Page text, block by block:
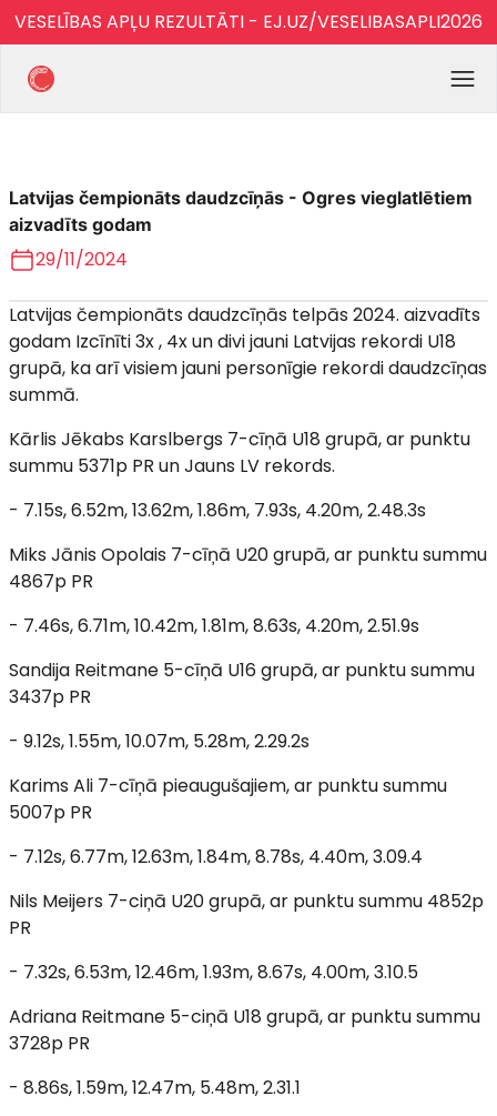
VESELĪBAS APĻU REZULTĀTI - EJ.UZ/VESELIBASAPLI2026
Latvijas čempionāts daudzcīņās - Ogres vieglatlētiem
aizvadīts godam
29/11/2024
Latvijas čempionāts daudzcīņās telpās 2024. aizvadīts
godam Izcīnīti 3x , 4x un divi jauni Latvijas rekordi U18
grupā, ka arī visiem jauni personīgie rekordi daudzcīņas
summā.
Kārlis Jēkabs Karslbergs 7-cīņā U18 grupā, ar punktu
summu 5371p PR un Jauns LV rekords.
- 7.15s, 6.52m, 13.62m, 1.86m, 7.93s, 4.20m, 2.48.3s
Miks Jānis Opolais 7-cīņā U20 grupā, ar punktu summu
4867p PR
- 7.46s, 6.71m, 10.42m, 1.81m, 8.63s, 4.20m, 2.51.9s
Sandija Reitmane 5-cīņā U16 grupā, ar punktu summu
3437p PR
- 9.12s, 1.55m, 10.07m, 5.28m, 2.29.2s
Karims Ali 7-cīņā pieaugušajiem, ar punktu summu
5007p PR
- 7.12s, 6.77m, 12.63m, 1.84m, 8.78s, 4.40m, 3.09.4
Nils Meijers 7-ciņā U20 grupā, ar punktu summu 4852p
PR
- 7.32s, 6.53m, 12.46m, 1.93m, 8.67s, 4.00m, 3.10.5
Adriana Reitmane 5-ciņā U18 grupā, ar punktu summu
3728p PR
- 8.86s, 1.59m, 12.47m, 5.48m, 2.31.1